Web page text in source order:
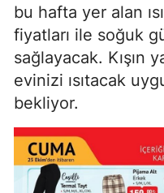
bu hafta yer alan
fiyatları ile soğuk
sağlayacak. Kışın
evinizi ısıtacak
bekliyor.